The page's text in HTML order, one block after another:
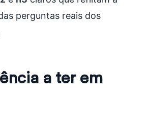
perguntas reais dos
a ter em